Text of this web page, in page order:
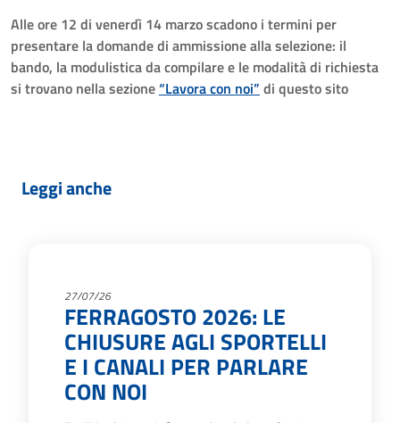
Alle ore 12 di venerdì 14 marzo scadono i termini per
presentare la domande di ammissione alla selezione: il
bando, la modulistica da compilare e le modalità di richiesta
si trovano nella sezione“Lavora con noi” di questo sito
Leggi anche
27/07/26
FERRAGOSTO 2026: LE
CHIUSURE AGLI SPORTELLI
E I CANALI PER PARLARE
CON NOI